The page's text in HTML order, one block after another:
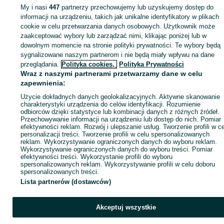
Zaloguj się lub załóż konto na OLX, aby skontaktować się z
sprzedającym
Zaloguj się / Załóż konto
Zadzwoń / SMS
My i nasi447 partnerzy przechowujemy lub uzyskujemy dostęp do
informacji na urządzeniu, takich jak unikalne identyfikatory w plikach
cookie w celu przetwarzania danych osobowych. Użytkownik może
zaakceptować wybory lub zarządzać nimi, klikając poniżej lub w
dowolnym momencie na stronie polityki prywatności. Te wybory będą
sygnalizowane naszym partnerom i nie będą miały wpływu na dane
przeglądania. Polityka cookies, Polityka Prywatności
Wraz z naszymi partnerami przetwarzamy dane w celu
zapewnienia:
Użycie dokładnych danych geolokalizacyjnych. Aktywne skanowanie
charakterystyki urządzenia do celów identyfikacji. Rozumienie
odbiorców dzięki statystyce lub kombinacji danych z różnych źródeł.
Przechowywanie informacji na urządzeniu lub dostęp do nich. Pomiar
efektywności reklam. Rozwój i ulepszanie usług. Tworzenie profili w
personalizacji treści. Tworzenie profili w celu spersonalizowanych
reklam. Wykorzystywanie ograniczonych danych do wyboru reklam.
Wykorzystywanie ograniczonych danych do wyboru treści. Pomiar
efektywności treści. Wykorzystanie profili do wyboru
spersonalizowanych reklam. Wykorzystywanie profili w celu doboru
spersonalizowanych treści.
Lista partnerów (dostawców)
Akceptuj wszystkie